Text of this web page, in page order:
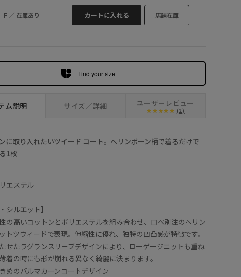
F ／ 在庫あり カートに入れる 店舗在庫
Find your size
ム説明 サイズ／詳細 ユーザーレビュー
(2)
に取り入れたいツイード コート。ヘリンボーン柄で着るだけで
1枚
エステル
シルエット】
の高いコットンとポリエステルを組み合わせ、ロペ別注のヘリン
トツウィードで表現。伸縮性に優れ、独特の凹凸感が特徴です。
せたラグランスリーブデザインにより、ローゲージニットも重ね
着の時にも形が崩れる異なく綺麗に決まります。
めのバルマカーンコートデザイン